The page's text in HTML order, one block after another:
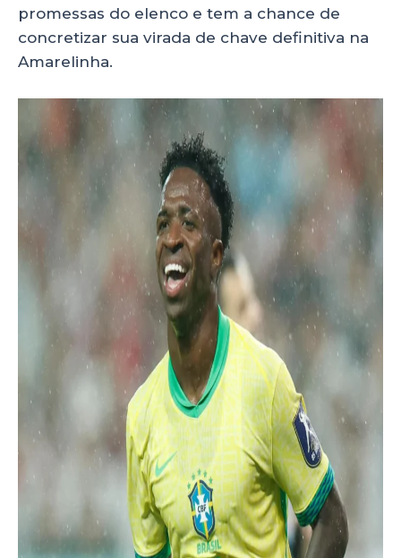
promessas do elenco e tem a chance de
concretizar sua virada de chave definitiva na
Amarelinha.